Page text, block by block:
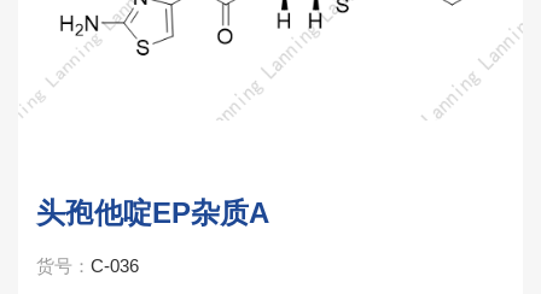
头孢他啶EP杂质A
货号： C-036